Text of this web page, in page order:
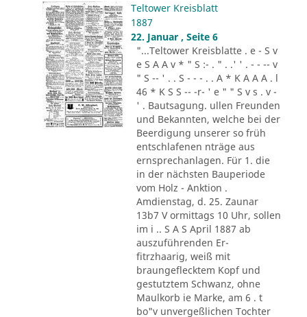
Teltower Kreisblatt
1887
22. Januar , Seite 6
"...Teltower Kreisblatte . e - S v
e S A A v * " S :- . " . .' ' . - - -- v
" S -- ' . . S - - - . . A * K A A A . l
46 * K S S -- -r- ' e " " S v s . v -
' . Bautsagung. ullen Freunden
und Bekannten, welche bei der
Beerdigung unserer so früh
entschlafenen nträge aus
ernsprechanlagen. Für 1. die
in der nächsten Bauperiode
vom Holz - Anktion .
Amdienstag, d. 25. Zaunar
13b7 V ormittags 10 Uhr, sollen
im i .. S A S April 1887 ab
auszuführenden Er-
fitrzhaarig, weiß mit
braungeflecktem Kopf und
gestutztem Schwanz, ohne
Maulkorb ie Marke, am 6 . t
bo"v unvergeßlichen Tochter